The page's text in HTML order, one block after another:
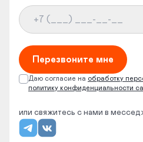
Перезвоните мне
Даю согласие на обработку
политику конфиденциальности
или свяжитесь с нами в